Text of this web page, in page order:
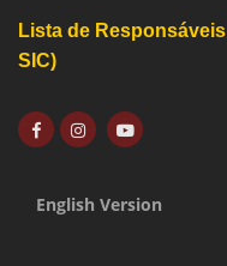
Lista de
SIC)
English Version